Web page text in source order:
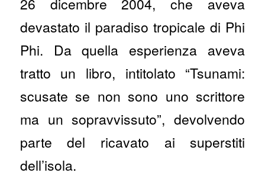
26 dicembre 2004, che aveva
devastato il paradiso tropicale di Phi
Phi. Da quella esperienza aveva
tratto un libro, intitolato “Tsunami:
scusate se non sono uno scrittore
ma un sopravvissuto”, devolvendo
parte del ricavato ai superstiti
dell’isola.